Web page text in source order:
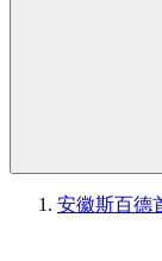
安徽斯百德